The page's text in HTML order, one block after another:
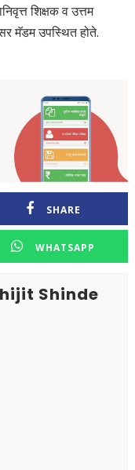
शिक्षक व उत्तम
मॅडम उपस्थित होते.
SHARE
WHATSAPP
Shinde